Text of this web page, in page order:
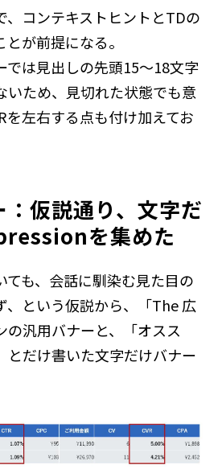
、コンテキストヒントとTDの
が前提になる。
では見出しの先頭15〜18文字
いため、見切れた状態でも意
を左右する点も付け加えてお
仮説通り、文字だ
を集めた
ても、会話に馴染む見た目の
、という仮説から、「The 広
の汎用バナーと、「オスス
とだけ書いた文字だけバナー